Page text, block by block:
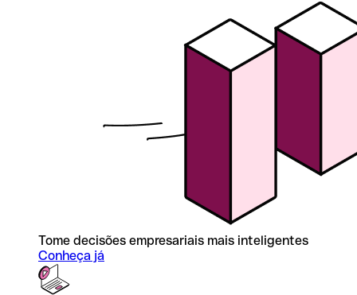
Tome decisões empresariais mais inteligentes
Conheça já